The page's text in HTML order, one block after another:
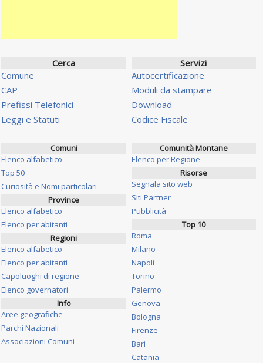
Cerca
Comune
CAP
Prefissi Telefonici
Leggi e Statuti
Servizi
Autocertificazione
Moduli da stampare
Download
Codice Fiscale
Comuni
Elenco alfabetico
Top 50
Curiosità e Nomi particolari
Province
Elenco alfabetico
Elenco per abitanti
Regioni
Elenco alfabetico
Elenco per abitanti
Capoluoghi di regione
Elenco governatori
Info
Aree geografiche
Parchi Nazionali
Associazioni Comuni
Comunità Montane
Elenco per Regione
Risorse
Segnala sito web
Siti Partner
Pubblicità
Top 10
Roma
Milano
Napoli
Torino
Palermo
Genova
Bologna
Firenze
Bari
Catania